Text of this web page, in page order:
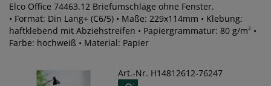
Elco Office 74463.12 Briefumschläge ohne Fenster.
• Format: Din Lang+ (C6/5) • Maße: 229x114mm • Klebung:
haftklebend mit Abziehstreifen • Papiergrammatur: 80 g/m² •
Farbe: hochweiß • Material: Papier
Art.-Nr. H14812612-76247